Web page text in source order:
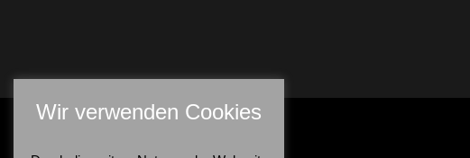
Wir verwenden Cookies